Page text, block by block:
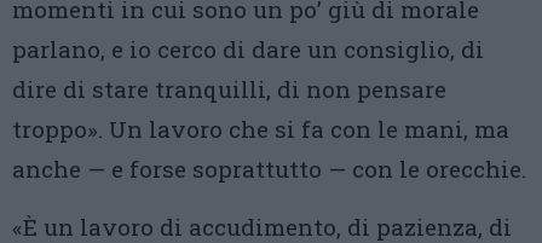
momenti in cui sono un po’ giù di morale
parlano, e io cerco di dare un consiglio, di
dire di stare tranquilli, di non pensare
troppo». Un lavoro che si fa con le mani, ma
anche — e forse soprattutto — con le orecchie.
«È un lavoro di accudimento, di pazienza, di